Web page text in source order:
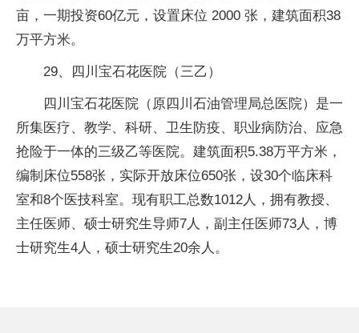
亩，一期投资60亿元，设置床位 2000 张，建筑面积38
万平方米。
29、四川宝石花医院（三乙）
四川宝石花医院（原四川石油管理局总医院）是一
所集医疗、教学、科研、卫生防疫、职业病防治、应急
抢险于一体的三级乙等医院。建筑面积5.38万平方米，
编制床位558张，实际开放床位650张，设30个临床科
室和8个医技科室。现有职工总数1012人，拥有教授、
主任医师、硕士研究生导师7人，副主任医师73人，博
士研究生4人，硕士研究生20余人。